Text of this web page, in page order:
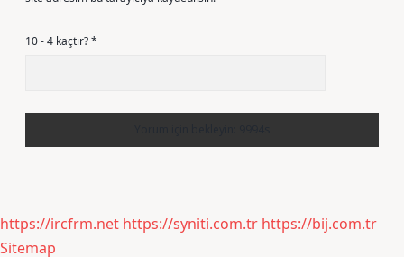
10 - 4 kaçtır?*
https://ircfrm.net https://syniti.com.tr https://bij.com.tr
Sitemap